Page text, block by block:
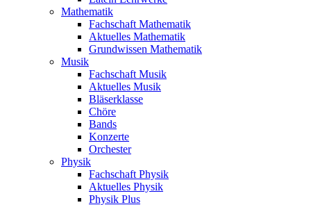
Mathematik
Fachschaft Mathematik
Aktuelles Mathematik
Grundwissen Mathematik
Musik
Fachschaft Musik
Aktuelles Musik
Bläserklasse
Chöre
Bands
Konzerte
Orchester
Physik
Fachschaft Physik
Aktuelles Physik
Physik Plus